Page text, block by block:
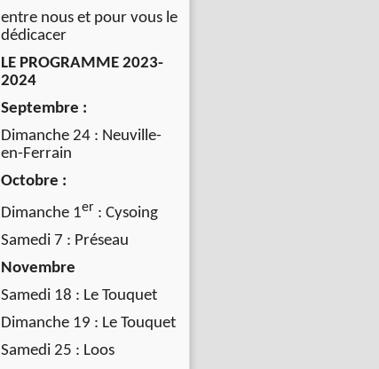
entre nous et pour vous le
dédicacer
LE PROGRAMME 2023-
2024
Septembre :
Dimanche 24 : Neuville-
en-Ferrain
Octobre :
Dimanche 1er : Cysoing
Samedi 7 : Préseau
Novembre
Samedi 18 : Le Touquet
Dimanche 19 : Le Touquet
Samedi 25 : Loos